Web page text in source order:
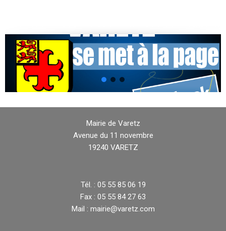
Mairie de Varetz
Avenue du 11 novembre
19240 VARETZ
Tél. : 05 55 85 06 19
Fax : 05 55 84 27 63
Mail : mairie@varetz.com